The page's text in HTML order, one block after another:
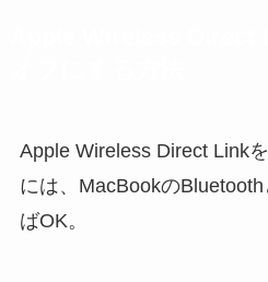
Apple Wireless Direct Link
には、MacBookの
ばOK。